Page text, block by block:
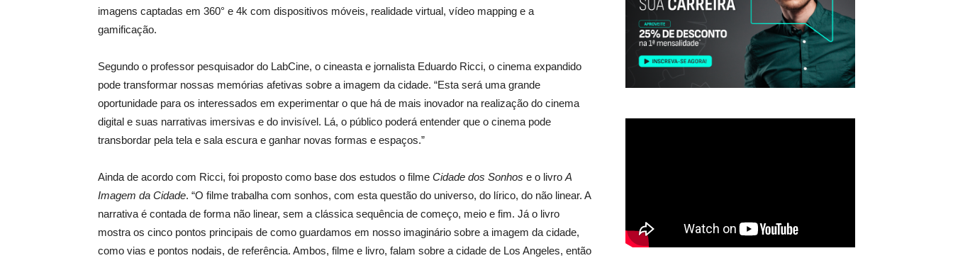
imagens captadas em 360° e 4k com dispositivos móveis, realidade virtual, vídeo mapping e a
gamificação.
Segundo o professor pesquisador do LabCine, o cineasta e jornalista Eduardo Ricci, o cinema expandido
pode transformar nossas memórias afetivas sobre a imagem da cidade. “Esta será uma grande
oportunidade para os interessados em experimentar o que há de mais inovador na realização do cinema
digital e suas narrativas imersivas e do invisível. Lá, o público poderá entender que o cinema pode
transbordar pela tela e sala escura e ganhar novas formas e espaços.”
Ainda de acordo com Ricci, foi proposto como base dos estudos o filme Cidade dos Sonhos e o livro A
Imagem da Cidade. “O filme trabalha com sonhos, com esta questão do universo, do lírico, do não linear. A
narrativa é contada de forma não linear, sem a clássica sequência de começo, meio e fim. Já o livro
mostra os cinco pontos principais de como guardamos em nosso imaginário sobre a imagem da cidade,
como vias e pontos nodais, de referência. Ambos, filme e livro, falam sobre a cidade de Los Angeles, então